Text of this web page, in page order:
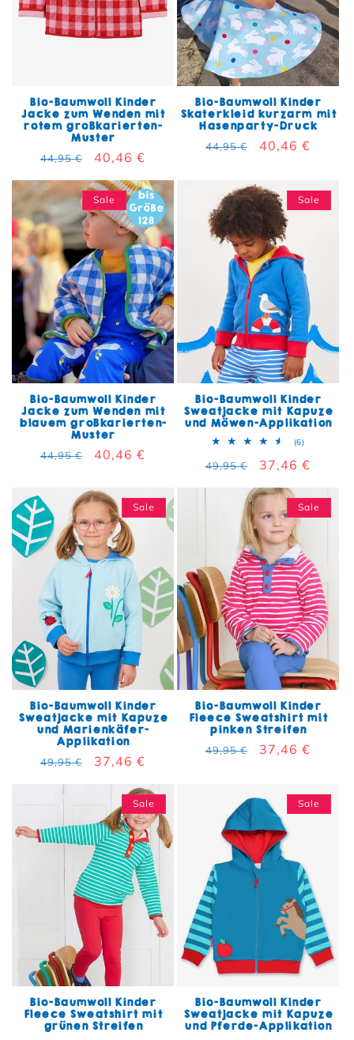
Bio-Baumwoll Kinder
Jacke zum Wenden mit
rotem großkarierten-
Muster
Normaler Preis
44,95 € Verkaufspreis
40,46 €
Bio-Baumwoll Kinder
Skaterkleid kurzarm mit
Hasenparty-Druck
Normaler Preis
44,95 € Verkaufspreis
40,46 €
Sale
Bio-Baumwoll Kinder
Jacke zum Wenden mit
blauem großkarierten-
Muster
Normaler Preis
44,95 € Verkaufspreis
40,46 €
Sale
Bio-Baumwoll Kinder
Sweatjacke mit Kapuze
und Möwen-Applikation
(6)6
Normaler Preis
49,95 € Verkaufspreis
37,46 €
Sale
Bio-Baumwoll Kinder
Sweatjacke mit Kapuze
und Marienkäfer-
Applikation
Normaler Preis
49,95 € Verkaufspreis
37,46 €
Sale
Bio-Baumwoll Kinder
Fleece Sweatshirt mit
pinken Streifen
Normaler Preis
49,95 € Verkaufspreis
37,46 €
Sale
Bio-Baumwoll Kinder
Fleece Sweatshirt mit
grünen Streifen
Sale
Bio-Baumwoll Kinder
Sweatjacke mit Kapuze
und Pferde-Applikation